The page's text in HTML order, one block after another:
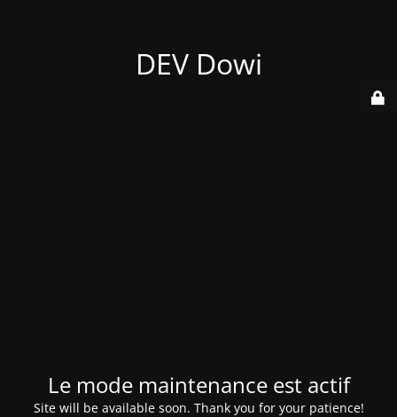
DEV Dowi
Le mode maintenance est actif
Site will be available soon. Thank you for your patience!